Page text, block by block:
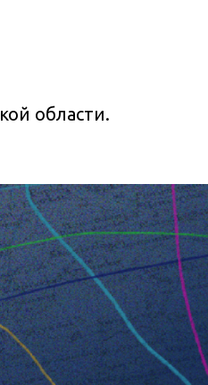
области.